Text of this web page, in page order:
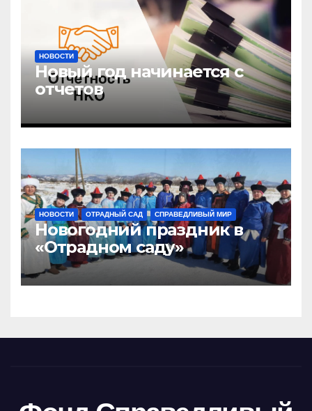
НОВОСТИ
Новый год начинается с
отчетов
НОВОСТИ ОТРАДНЫЙ САД СПРАВЕДЛИВЫЙ МИР
Новогодний праздник в
«Отрадном саду»